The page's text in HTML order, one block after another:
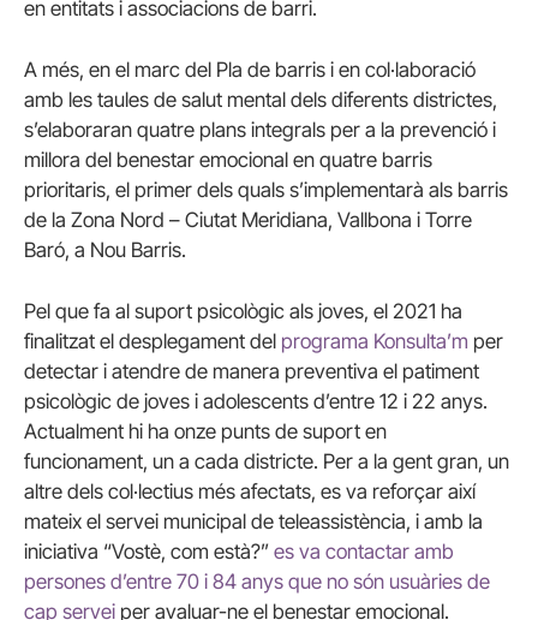
en entitats i associacions de barri.
A més, en el marc del Pla de barris i en col·laboració
amb les taules de salut mental dels diferents districtes,
s’elaboraran quatre plans integrals per a la prevenció i
millora del benestar emocional en quatre barris
prioritaris, el primer dels quals s’implementarà als barris
de la Zona Nord – Ciutat Meridiana, Vallbona i Torre
Baró, a Nou Barris.
Pel que fa al suport psicològic als joves, el 2021 ha
finalitzat el desplegament del programa Konsulta’m per
detectar i atendre de manera preventiva el patiment
psicològic de joves i adolescents d’entre 12 i 22 anys.
Actualment hi ha onze punts de suport en
funcionament, un a cada districte. Per a la gent gran, un
altre dels col·lectius més afectats, es va reforçar així
mateix el servei municipal de teleassistència, i amb la
iniciativa “Vostè, com està?” es va contactar amb
persones d’entre 70 i 84 anys que no són usuàries de
cap servei per avaluar-ne el benestar emocional.